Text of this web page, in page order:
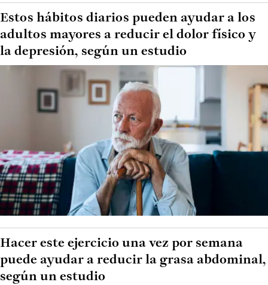
Estos hábitos diarios pueden ayudar a los
adultos mayores a reducir el dolor físico y
la depresión, según un estudio
Hacer este ejercicio una vez por semana
puede ayudar a reducir la grasa abdominal,
según un estudio